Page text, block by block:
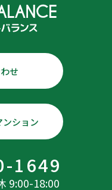
1649
9:00-18:00
せ
ンション